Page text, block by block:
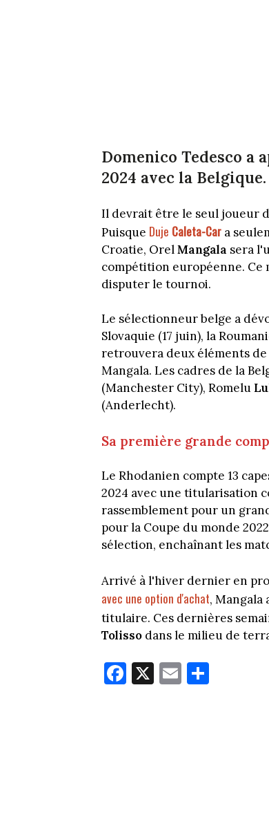
Domenico Tedesco a
2024 avec la
Il devrait être le seul joueur
Puisque Duje Caleta-Car a
Croatie, OrelMangala sera
compétition européenne. Ce
disputer le tournoi.
Le sélectionneur belge a
Slovaquie (17 juin), la
retrouvera deux éléments
Mangala. Les cadres de la
(Manchester City), Romelu
(Anderlecht).
Sa première grande
Le Rhodanien compte 13
2024 avec une titularisation
rassemblement pour un
pour la Coupe du monde
sélection, enchaînant les
Arrivé à l'hiver dernier en
avec une option d'achat, Mangala
titulaire. Ces dernières
Tolisso dans le milieu de
Fa
ce
X E
m